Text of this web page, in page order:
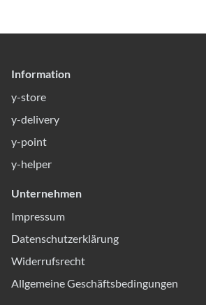
Information
y-store
y-delivery
y-point
y-helper
Unternehmen
Impressum
Datenschutzerklärung
Widerrufsrecht
Allgemeine Geschäftsbedingungen